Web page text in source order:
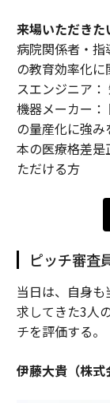
来場いただきた
病院関係者・
の教育効率化
スエンジニア
機器メーカー
の量産化に強み
本の医療格差
ただける方
ピッチ審査
当日は、自身
求してきた3人
チを評価する。
伊藤大貴（株式